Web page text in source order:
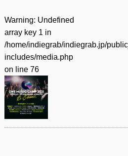
Warning: Undefined
array key 1 in
/home/indiegrab/indiegrab.jp/
includes/media.php
on line 76